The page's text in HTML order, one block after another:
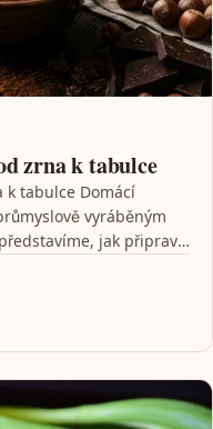
zrna k tabulce
k tabulce Domácí
vyráběným
jak připravit